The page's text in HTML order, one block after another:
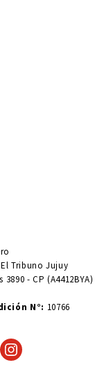
Tribuno Jujuy
- CP (A4412BYA)
N°: 10766